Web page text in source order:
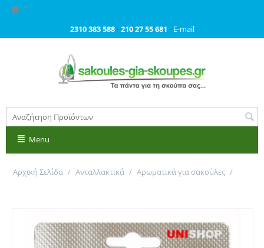
2310 383 588-210 27 55 681 - E-mail
Menu
Αρχική Σελίδα / Ανταλλακτικά / Αρωματικά για σακούλες /